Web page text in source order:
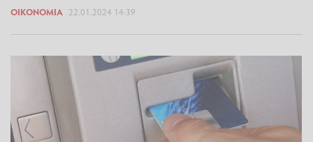
ΟΙΚΟΝΟΜΊΑ 22.01.2024 14:39